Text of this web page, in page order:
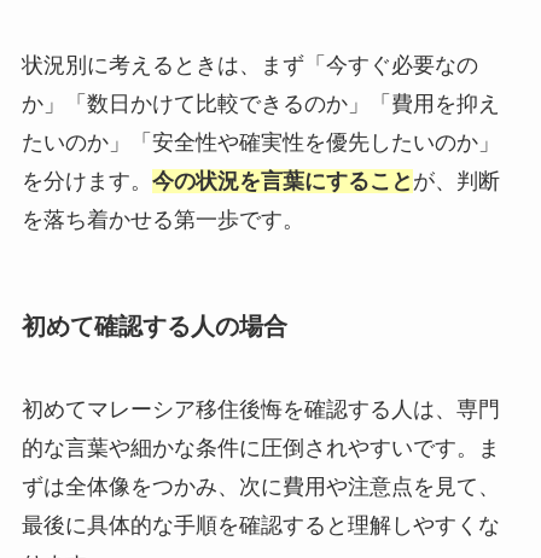
状況別に考えるときは、まず「今すぐ必要なの
か」「数日かけて比較できるのか」「費用を抑え
たいのか」「安全性や確実性を優先したいのか」
を分けます。 今の状況を言葉にすること が、判断
を落ち着かせる第一歩です。
初めて確認する人の場合
初めてマレーシア移住後悔を確認する人は、専門
的な言葉や細かな条件に圧倒されやすいです。ま
ずは全体像をつかみ、次に費用や注意点を見て、
最後に具体的な手順を確認すると理解しやすくな